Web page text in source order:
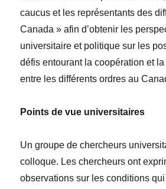
caucus et les représentants des
Canada » afin d’obtenir les
universitaire et politique sur les
défis entourant la coopération et
entre les différents ordres au
Points de vue universitaires
Un groupe de chercheurs
colloque. Les chercheurs ont
observations sur les conditions